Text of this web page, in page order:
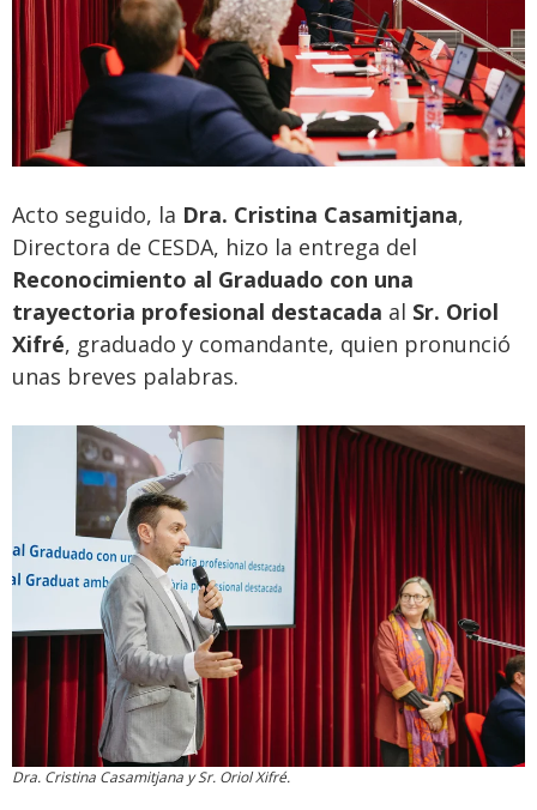
Acto seguido, la Dra. Cristina Casamitjana,
Directora de CESDA, hizo la entrega del
Reconocimiento al Graduado con una
trayectoria profesional destacada al Sr. Oriol
Xifré, graduado y comandante, quien pronunció
unas breves palabras.
Dra. Cristina Casamitjana y Sr. Oriol Xifré.